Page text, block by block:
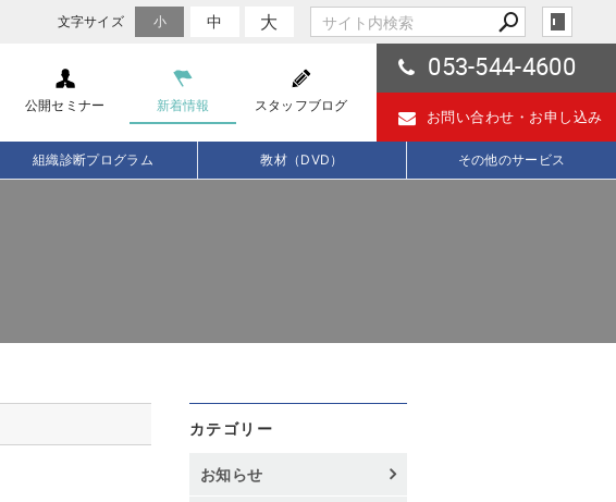
文字サイズ 小 中 大
公開セミナー 新着情報 スタッフブログ
053-544-4600
お問い合わせ・ お申し込み
組織診断プログラム 教材（DVD） その他のサービス
カテゴリー
お知らせ